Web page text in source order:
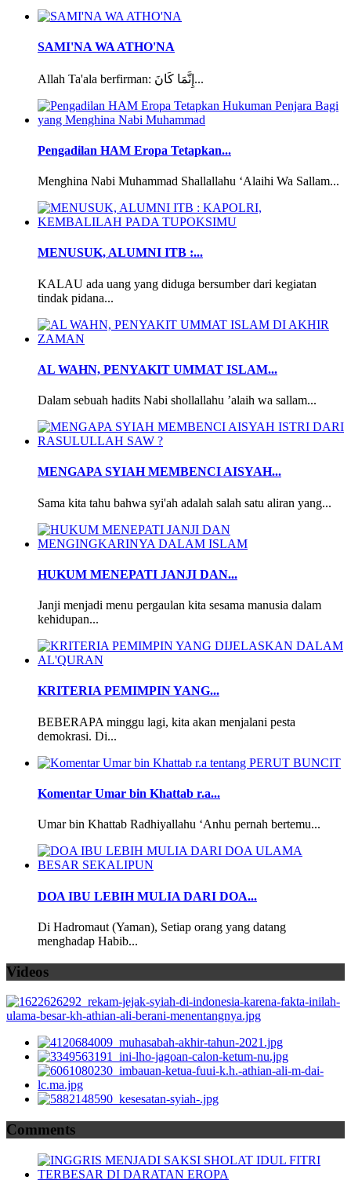
SAMI'NA WA ATHO'NA
Allah Ta'ala berfirman: إِنَّمَا كَانَ...
Pengadilan HAM Eropa Tetapkan...
Menghina Nabi Muhammad Shallallahu ‘Alaihi Wa Sallam...
MENUSUK, ALUMNI ITB :...
KALAU ada uang yang diduga bersumber dari kegiatan
tindak pidana...
AL WAHN, PENYAKIT UMMAT ISLAM...
Dalam sebuah hadits Nabi shollallahu ’alaih wa sallam...
MENGAPA SYIAH MEMBENCI AISYAH...
Sama kita tahu bahwa syi'ah adalah salah satu aliran yang...
HUKUM MENEPATI JANJI DAN...
Janji menjadi menu pergaulan kita sesama manusia dalam
kehidupan...
KRITERIA PEMIMPIN YANG...
BEBERAPA minggu lagi, kita akan menjalani pesta
demokrasi. Di...
Komentar Umar bin Khattab r.a...
Umar bin Khattab Radhiyallahu ‘Anhu pernah bertemu...
DOA IBU LEBIH MULIA DARI DOA...
Di Hadromaut (Yaman), Setiap orang yang datang
menghadap Habib...
Videos
Comments